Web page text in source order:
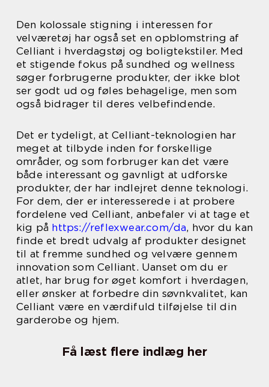
Den kolossale stigning i interessen for
velværetøj har også set en opblomstring af
Celliant i hverdagstøj og boligtekstiler. Med
et stigende fokus på sundhed og wellness
søger forbrugerne produkter, der ikke blot
ser godt ud og føles behagelige, men som
også bidrager til deres velbefindende.
Det er tydeligt, at Celliant-teknologien har
meget at tilbyde inden for forskellige
områder, og som forbruger kan det være
både interessant og gavnligt at udforske
produkter, der har indlejret denne teknologi.
For dem, der er interesserede i at probere
fordelene ved Celliant, anbefaler vi at tage et
kig på https://reflexwear.com/da, hvor du kan
finde et bredt udvalg af produkter designet
til at fremme sundhed og velvære gennem
innovation som Celliant. Uanset om du er
atlet, har brug for øget komfort i hverdagen,
eller ønsker at forbedre din søvnkvalitet, kan
Celliant være en værdifuld tilføjelse til din
garderobe og hjem.
Få læst flere indlæg her